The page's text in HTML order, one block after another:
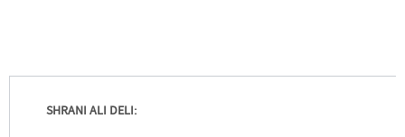
SHRANI ALI DELI: